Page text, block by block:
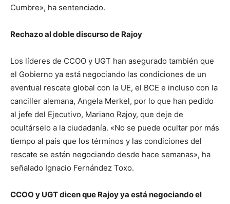
Cumbre», ha sentenciado.
Rechazo al doble discurso de Rajoy
Los líderes de CCOO y UGT han asegurado también que
el Gobierno ya está negociando las condiciones de un
eventual rescate global con la UE, el BCE e incluso con la
canciller alemana, Angela Merkel, por lo que han pedido
al jefe del Ejecutivo, Mariano Rajoy, que deje de
ocultárselo a la ciudadanía. «No se puede ocultar por más
tiempo al país que los términos y las condiciones del
rescate se están negociando desde hace semanas», ha
señalado Ignacio Fernández Toxo.
CCOO y UGT dicen que Rajoy ya está negociando el